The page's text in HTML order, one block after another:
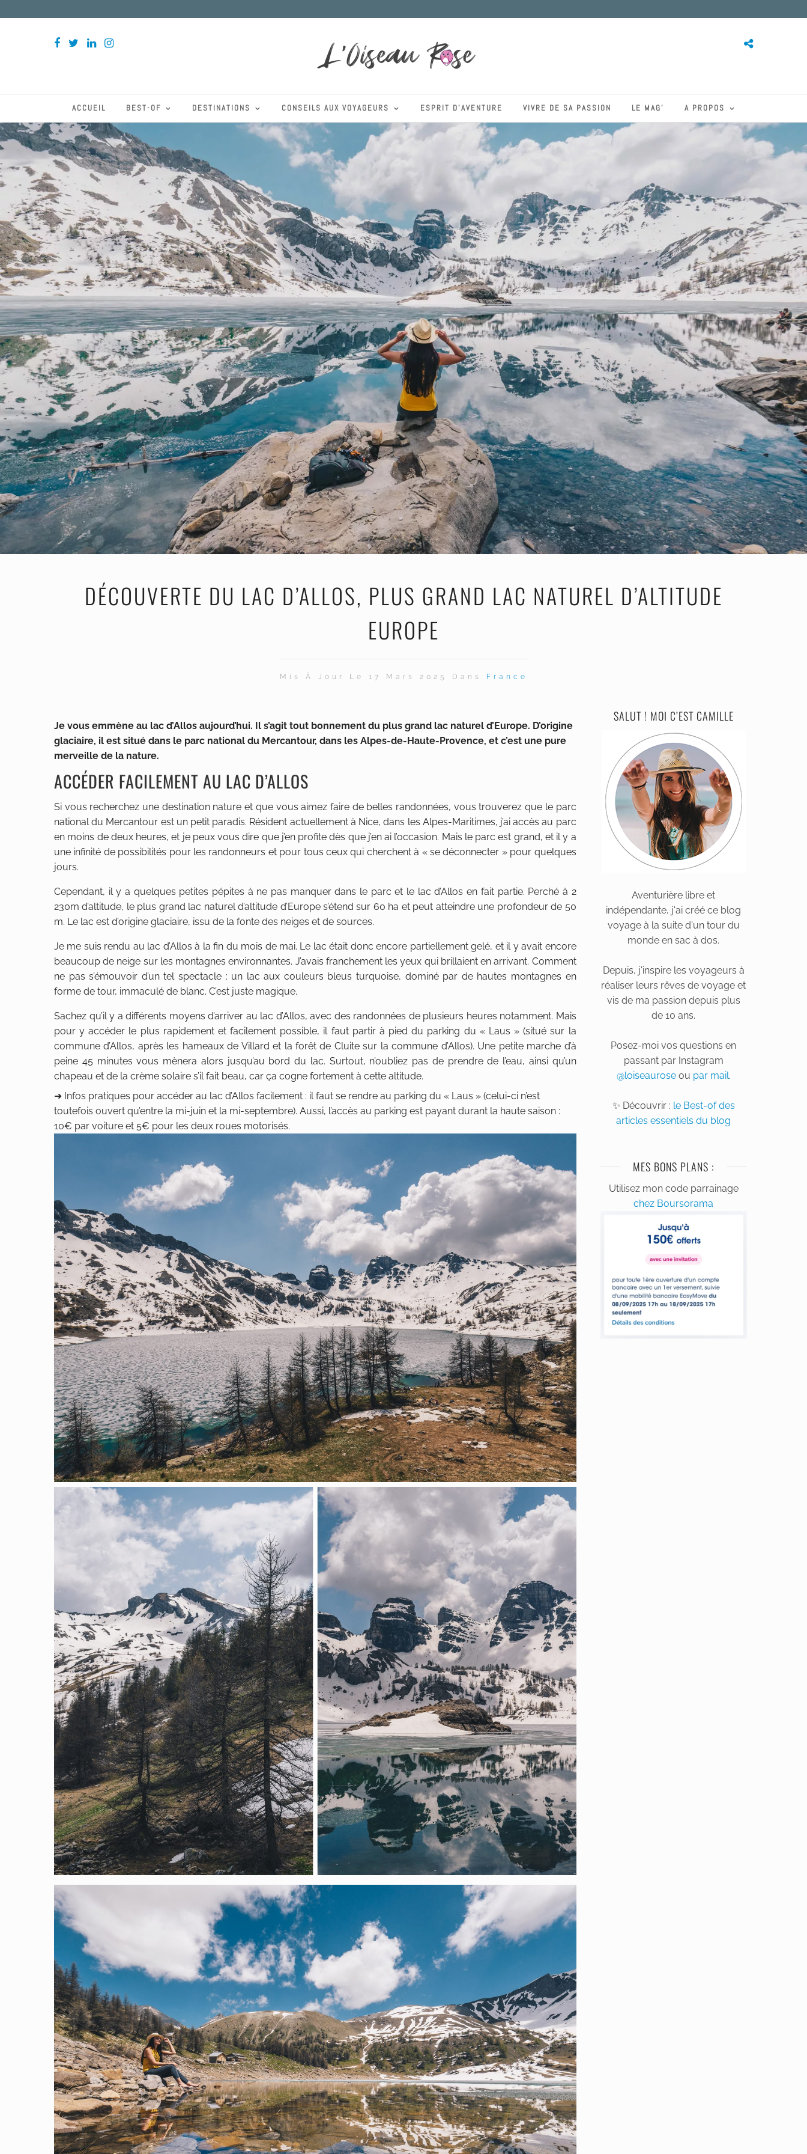
ACCUEIL BEST-OF DESTINATIONS CONSEILS AUX VOYAGEURS ESPRIT D’AVENTURE VIVRE DE SA PASSION LE MAG’ A PROPOS
DÉCOUVERTE DU LAC D’ALLOS, PLUS GRAND LAC NATUREL D’ALTITUDE
EUROPE
Mis À Jour Le 17 Mars 2025 Dans France
Je vous emmène au lac d’Allos aujourd’hui. Il s’agit tout bonnement du plus grand lac naturel d’Europe. D’origine
glaciaire, il est situé dans le parc national du Mercantour, dans les Alpes-de-Haute-Provence, et c’est une pure
merveille de la nature.
ACCÉDER FACILEMENT AU LAC D’ALLOS
Si vous recherchez une destination nature et que vous aimez faire de belles randonnées, vous trouverez que le parc
national du Mercantour est un petit paradis. Résident actuellement à Nice, dans les Alpes-Maritimes, j’ai accès au parc
en moins de deux heures, et je peux vous dire que j’en profite dès que j’en ai l’occasion. Mais le parc est grand, et il y a
une infinité de possibilités pour les randonneurs et pour tous ceux qui cherchent à « se déconnecter » pour quelques
jours.
Cependant, il y a quelques petites pépites à ne pas manquer dans le parc et le lac d’Allos en fait partie. Perché à 2
230m d’altitude, le plus grand lac naturel d’altitude d’Europe s’étend sur 60 ha et peut atteindre une profondeur de 50
m. Le lac est d’origine glaciaire, issu de la fonte des neiges et de sources.
Je me suis rendu au lac d’Allos à la fin du mois de mai. Le lac était donc encore partiellement gelé, et il y avait encore
beaucoup de neige sur les montagnes environnantes. J’avais franchement les yeux qui brillaient en arrivant. Comment
ne pas s’émouvoir d’un tel spectacle : un lac aux couleurs bleus turquoise, dominé par de hautes montagnes en
forme de tour, immaculé de blanc. C’est juste magique.
Sachez qu’il y a différents moyens d’arriver au lac d’Allos, avec des randonnées de plusieurs heures notamment. Mais
pour y accéder le plus rapidement et facilement possible, il faut partir à pied du parking du « Laus » (situé sur la
commune d’Allos, après les hameaux de Villard et la forêt de Cluite sur la commune d’Allos). Une petite marche d’à
peine 45 minutes vous mènera alors jusqu’au bord du lac. Surtout, n’oubliez pas de prendre de l’eau, ainsi qu’un
chapeau et de la crème solaire s’il fait beau, car ça cogne fortement à cette altitude.
➜ Infos pratiques pour accéder au lac d’Allos facilement : il faut se rendre au parking du « Laus » (celui-ci n’est
toutefois ouvert qu’entre la mi-juin et la mi-septembre). Aussi, l’accès au parking est payant durant la haute saison :
10€ par voiture et 5€ pour les deux roues motorisés.
SALUT ! MOI C’EST CAMILLE
Aventurière libre et
indépendante, j'ai créé ce blog
voyage à la suite d'un tour du
monde en sac à dos.
Depuis, j'inspire les voyageurs à
réaliser leurs rêves de voyage et
vis de ma passion depuis plus
de 10 ans.
Posez-moi vos questions en
passant par Instagram
@loiseauroseou par mail.
✨ Découvrir : le Best-of des
articles essentiels du blog
MES BONS PLANS :
Utilisez mon code parrainage
chez Boursorama